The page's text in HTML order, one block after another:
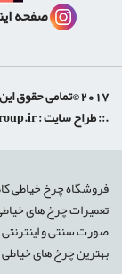
صفحه
وب سایت محفوظ و متعلق به شیراز ژانومه می باشد.
طراح سایت :
چرخ خیاطی
چرخ های خیاطی
سنتی و اینترنتی به
چرخ های خیاطی و